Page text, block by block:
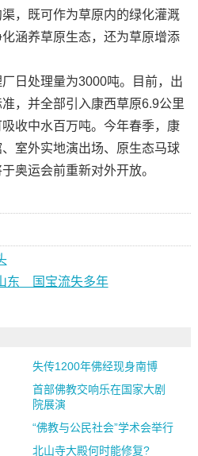
，既可作为草原内的绿化灌溉
涵养草原生态，还为草原增添
处理量为3000吨。目前，出
，并全部引入康西草原6.9公里
收中水百万吨。今年春季，康
室外实地演出场、原生态马球
奥运会前重新对外开放。
东 国宝流失多年
失传1200年佛经现身南博
首部佛教交响乐在国家大剧
院展演
“佛教与公民社会”学术会举行
北山寺大殿何时能修复?